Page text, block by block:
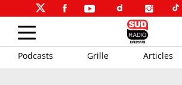
Podcasts Grille Articles